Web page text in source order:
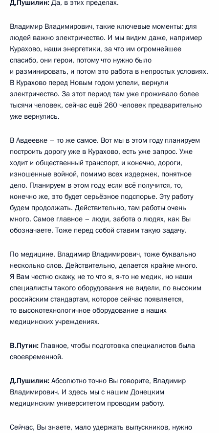
Д,Пушилин: Да, в этих пределах.
Владимир Владимирович, такие ключевые моменты: для
людей важно электричество. И мы видим даже, например
Курахово, наши энергетики, за что им огромнейшее
спасибо, они герои, потому что нужно было
и разминировать, и потом это работа в непростых условиях.
В Курахово перед Новым годом успели, вернули
электричество. За этот период там уже проживало более
тысячи человек, сейчас ещё 260 человек предварительно
уже вернулись.
В Авдеевке – то же самое. Вот мы в этом году планируем
построить дорогу уже в Курахово, есть уже запрос. Уже
ходит и общественный транспорт, и конечно, дороги,
изношенные войной, помимо всех издержек, понятное
дело. Планируем в этом году, если всё получится, то,
конечно же, это будет серьёзное подспорье. Эту работу
будем продолжать. Действительно, там работы очень
много. Самое главное – люди, забота о людях, как Вы
обозначаете. Тоже перед собой ставим такую задачу.
По медицине, Владимир Владимирович, тоже буквально
несколько слов. Действительно, делается крайне много.
Я Вам честно скажу, не то что я, я-то не медик, но наши
специалисты такого оборудования не видели, по высоким
российским стандартам, которое сейчас появляется,
то высокотехнологичное оборудование в наших
медицинских учреждениях.
В.Путин: Главное, чтобы подготовка специалистов была
своевременной.
Д.Пушилин: Абсолютно точно Вы говорите, Владимир
Владимирович. И здесь мы с нашим Донецким
медицинским университетом проводим работу.
Сейчас, Вы знаете, мало удержать выпускников, нужно